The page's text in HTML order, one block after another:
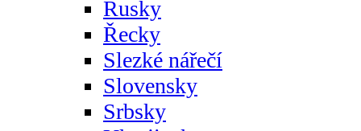
Rusky
Řecky
Slezké nářečí
Slovensky
Srbsky